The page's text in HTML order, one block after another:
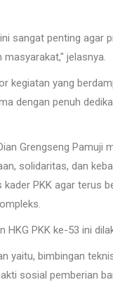
sangat penting agar
jelasnya.
kegiatan yang
dengan penuh
Grengseng Pamuji
solidaritas, dan
PKK agar terus
HKG PKK ke-53 ini
yaitu, bimbingan
sosial pemberian